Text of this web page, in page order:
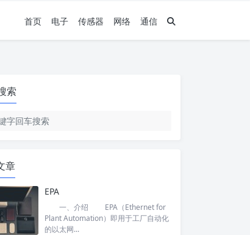
首页 电子 传感器 网络 通信
索
章
EPA
一、介绍 EPA（Ethernet for
Plant Automation）即用于工厂自动化
的以太网...